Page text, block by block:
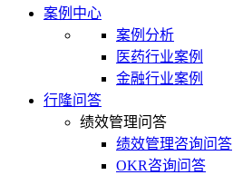
案例中心
案例分析
医药行业案例
金融行业案例
行隆问答
绩效管理问答
绩效管理咨询问答
OKR咨询问答